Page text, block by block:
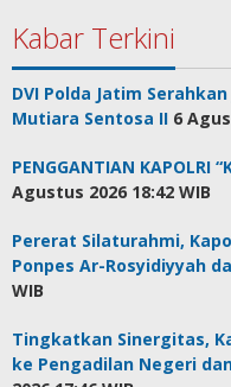
Kabar Terkini
DVI Polda Jatim
Mutiara Sentosa II 6
PENGGANTIAN KAPOLRI
Agustus 2026 18:42 WIB
Pererat Silaturahmi,
Ponpes Ar-Rosyidiyyah
WIB
Tingkatkan Sinergitas,
ke Pengadilan Negeri